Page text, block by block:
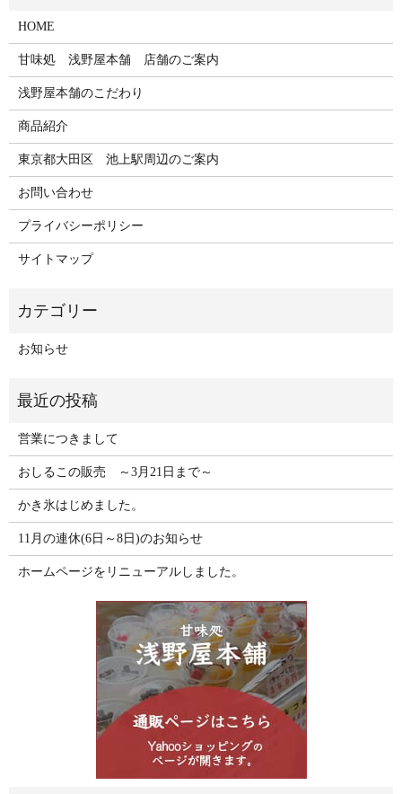
HOME
甘味処 浅野屋本舗 店舗のご案内
浅野屋本舗のこだわり
商品紹介
東京都大田区 池上駅周辺のご案内
お問い合わせ
プライバシーポリシー
サイトマップ
お知らせ
営業につきまして
おしるこの販売 ～3月21日まで～
かき氷はじめました。
11月の連休(6日～8日)のお知らせ
ホームページをリニューアルしました。